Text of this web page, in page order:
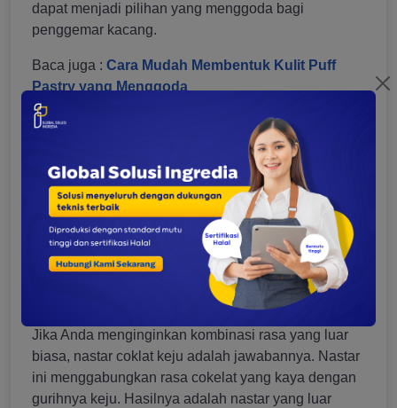
dapat menjadi pilihan yang menggoda bagi
penggemar kacang.
Baca juga : Cara Mudah Membentuk Kulit Puff
Pastry yang Menggoda
5. Nastar Pandan
Nastar pandan menghadirkan warna hijau lembut
dan rasa pandan yang segar. Pewarna dan ekstrak
pandan digunakan dalam adonan untuk
menciptakan nastar dengan aroma yang menarik
dan menyegarkan. Nastar pandan merupakan
pilihan yang menyenangkan untuk variasi nastar
yang berbeda dari yang biasanya kita nikmati.
Jika Anda menginginkan kombinasi rasa yang luar
biasa, nastar coklat keju adalah jawabannya. Nastar
ini menggabungkan rasa cokelat yang kaya dengan
gurihnya keju. Hasilnya adalah nastar yang luar